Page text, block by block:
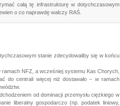
całą tę infrastrukturę w dotychczasowym
o co naprawdę walczy RAŚ.
stanie zdecydowaliby się w końcu
ramach NFZ, a wcześniej systemu Kas Chorych,
do centrali więcej niż dostawało – w ramach
od dominacji przemysłu ciężkiego w
liberalny gospodarczo (np. podatek liniowy,